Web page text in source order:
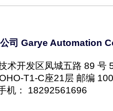
司 Garye Automation
术开发区凤城五路 89 号
T1-C座21层 邮编
机： 18292561696